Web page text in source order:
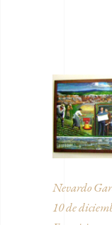
Nevardo
10 de